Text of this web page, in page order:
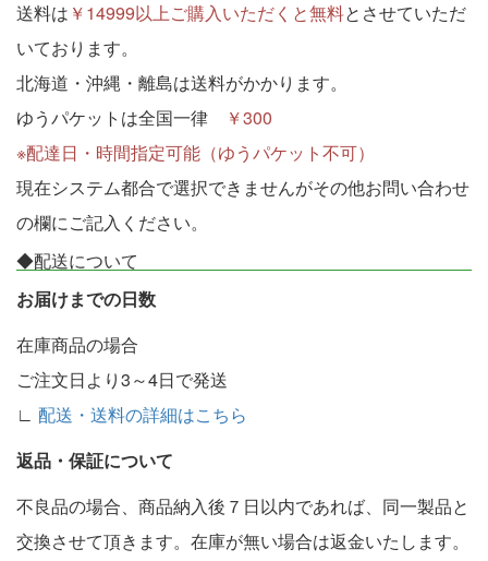
送料は ￥14999以上ご購入いただくと無料とさせていただ
いております。
北海道・沖縄・離島は送料がかかります。
ゆうパケットは全国一律
￥300
※配達日・時間指定可能（ゆうパケット不可）
現在システム都合で選択できませんがその他お問い合わせ
の欄にご記入ください。
◆配送について
お届けまでの日数
在庫商品の場合
ご注文日より3～4日で発送
∟ 配送・送料の詳細はこちら
返品・保証について
不良品の場合、商品納入後７日以内であれば、同一製品と
交換させて頂きます。在庫が無い場合は返金いたします。